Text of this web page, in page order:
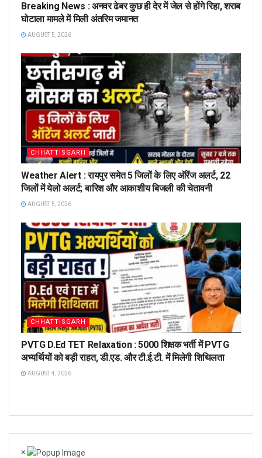
Breaking News : अनवर ढेबर कुछ ही देर में जेल से होंगे रिहा, शराब
घोटाला मामले में मिली अंतरिम जमानत
AUGUST 5, 2026
CHHATTISGARH
Weather Alert : रायपुर समेत 5 जिलों के लिए ऑरेंज अलर्ट, 22
जिलों में येलो अलर्ट; बारिश और आकाशीय बिजली की चेतावनी
AUGUST 5, 2026
CHHATTISGARH
PVTG D.Ed TET Relaxation : 5000 शिक्षक भर्ती में PVTG
अभ्यर्थियों को बड़ी राहत, डी.एड. और टी.ई.टी. में मिलेगी शिथिलता
AUGUST 4, 2026
×